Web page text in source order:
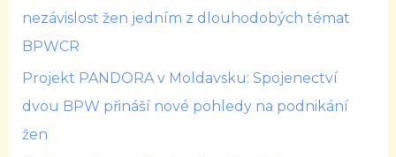
nezávislost žen jedním z dlouhodobých témat
BPWCR
Projekt PANDORA v Moldavsku: Spojenectví
dvou BPW přináší nové pohledy na podnikání
žen